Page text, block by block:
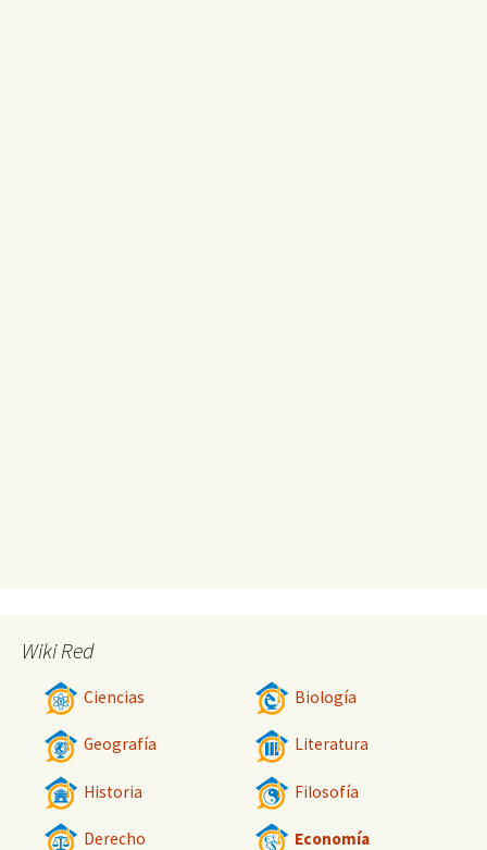
Wiki Red
Ciencias Biología
Geografía Literatura
Historia Filosofía
Derecho Economía